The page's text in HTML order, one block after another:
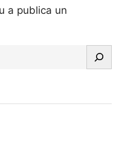
a publica un